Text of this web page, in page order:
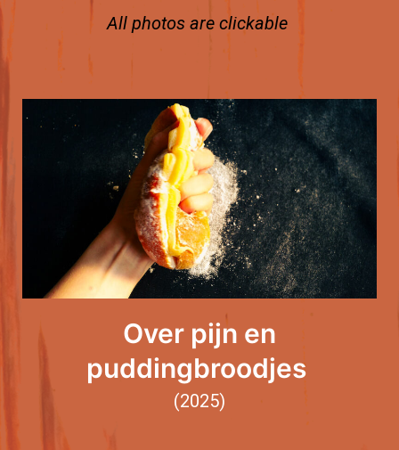
All photos are clickable
Over pijn en
puddingbroodjes
(2025)